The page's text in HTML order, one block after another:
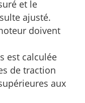
et le
ajusté.
doivent
est calculée
de traction
aux